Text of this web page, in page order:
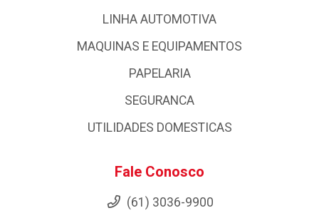
LINHA AUTOMOTIVA
MAQUINAS E EQUIPAMENTOS
PAPELARIA
SEGURANCA
UTILIDADES DOMESTICAS
Fale Conosco
(61) 3036-9900